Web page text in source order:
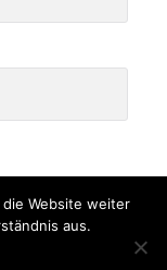
Website weiter
aus.